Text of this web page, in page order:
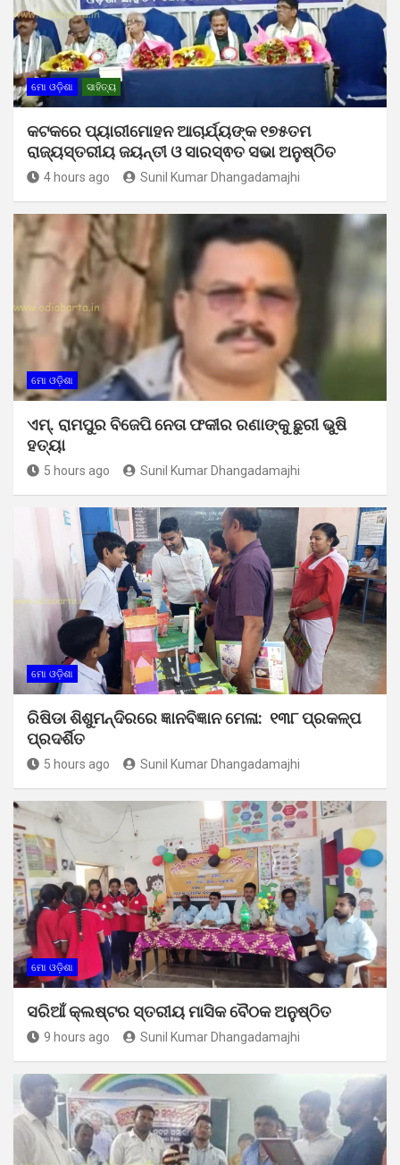
ମୋ ଓଡ଼ିଶା ସାହିତ୍ୟ
କଟକରେ ପ୍ୟାରୀମୋହନ ଆଚାର୍ଯ୍ୟଙ୍କ ୧୭୫ତମ
ରାଜ୍ୟସ୍ତରୀୟ ଜୟନ୍ତୀ ଓ ସାରସ୍ଵତ ସଭା ଅନୁଷ୍ଠିତ
4 hours ago Sunil Kumar Dhangadamajhi
ମୋ ଓଡ଼ିଶା
ଏମ୍. ରାମପୁର ବିଜେପି ନେତା ଫକୀର ରଣାଙ୍କୁ ଛୁରୀ ଭୁଷି
ହତ୍ୟା
5 hours ago Sunil Kumar Dhangadamajhi
ମୋ ଓଡ଼ିଶା
ରିଷିଡା ଶିଶୁମନ୍ଦିରରେ ଜ୍ଞାନବିଜ୍ଞାନ ମେଳା: ୧୩୮ ପ୍ରକଳ୍ପ
ପ୍ରଦର୍ଶିତ
5 hours ago Sunil Kumar Dhangadamajhi
ମୋ ଓଡ଼ିଶା
ସରିଆଁ କ୍ଲଷ୍ଟର ସ୍ତରୀୟ ମାସିକ ବୈଠକ ଅନୁଷ୍ଠିତ
9 hours ago Sunil Kumar Dhangadamajhi